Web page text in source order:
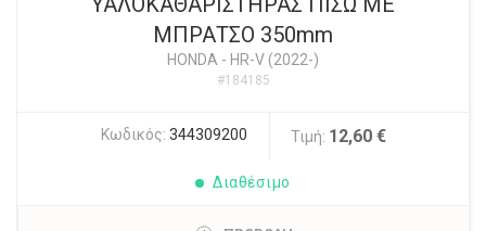
ΜΠΡΑΤΣΟ 350mm
HONDA - HR-V (2022-)
#184185
Κωδικός: 344309200 Τιμή: 12,60 €
Διαθέσιμο